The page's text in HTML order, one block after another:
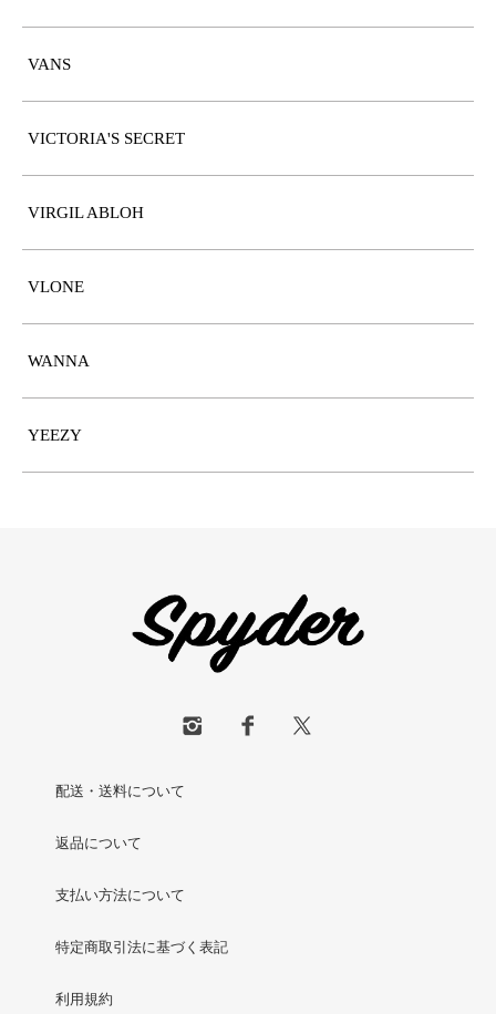
VANS
VICTORIA'S SECRET
VIRGIL ABLOH
VLONE
WANNA
YEEZY
配送・送料について
返品について
支払い方法について
特定商取引法に基づく表記
利用規約